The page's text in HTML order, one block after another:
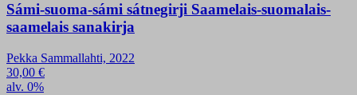
Sámi-suoma-sámi sátnegirji Saamelais-suomalais-
saamelais sanakirja
Pekka Sammallahti, 2022
30,00 €
alv. 0%